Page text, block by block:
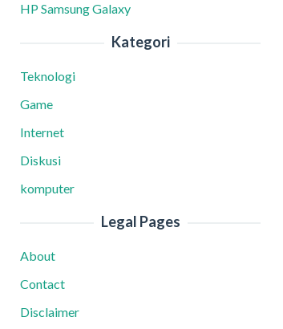
HP Samsung Galaxy
Kategori
Teknologi
Game
Internet
Diskusi
komputer
Legal Pages
About
Contact
Disclaimer